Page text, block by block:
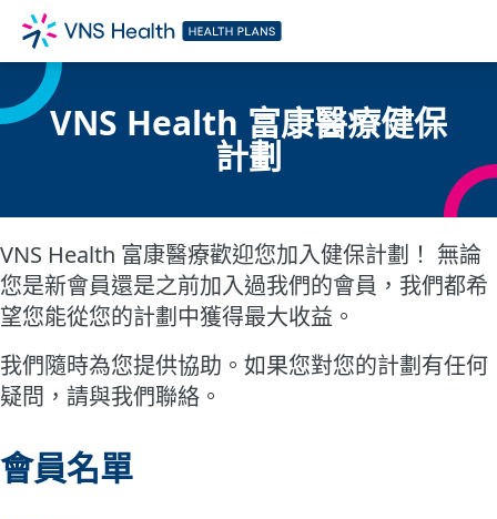
VNS Health 富康醫療健保
計劃
VNS Health 富康醫療歡迎您加入健保計劃！ 無論
您是新會員還是之前加入過我們的會員，我們都希
望您能從您的計劃中獲得最大收益。
我們隨時為您提供協助。如果您對您的計劃有任何
疑問，請與我們聯絡。
會員名單